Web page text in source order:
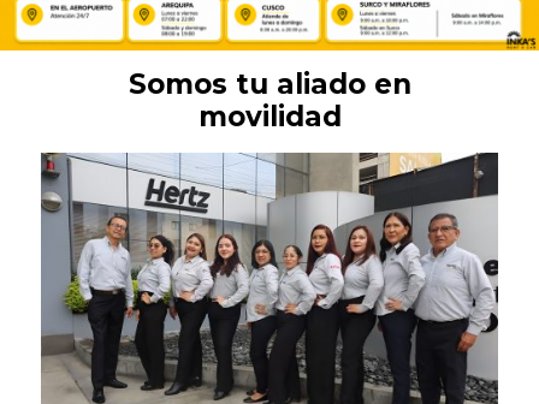
Somos tu aliado en
movilidad